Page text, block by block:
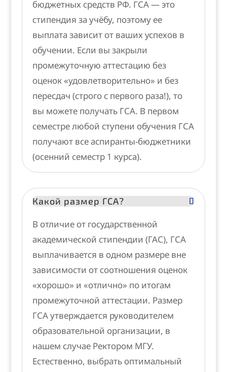
бюджетных средств РФ. ГСА — это
стипендия за учёбу, поэтому ее
выплата зависит от ваших успехов в
обучении. Если вы закрыли
промежуточную аттестацию без
оценок «удовлетворительно» и без
пересдач (строго с первого раза!), то
вы можете получать ГСА. В первом
семестре любой ступени обучения ГСА
получают все аспиранты-бюджетники
(осенний семестр 1 курса).
Какой размер ГСА?
В отличие от государственной
академической стипендии (ГАС), ГСА
выплачивается в одном размере вне
зависимости от соотношения оценок
«хорошо» и «отлично» по итогам
промежуточной аттестации. Размер
ГСА утверждается руководителем
образовательной организации, в
нашем случае Ректором МГУ.
Естественно, выбрать оптимальный